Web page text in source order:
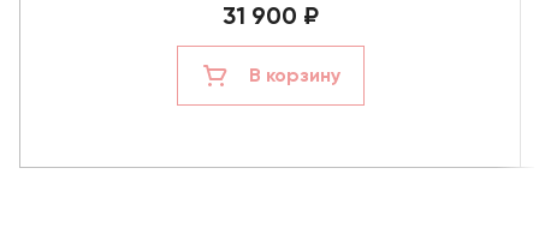
31 900 ₽
В корзину